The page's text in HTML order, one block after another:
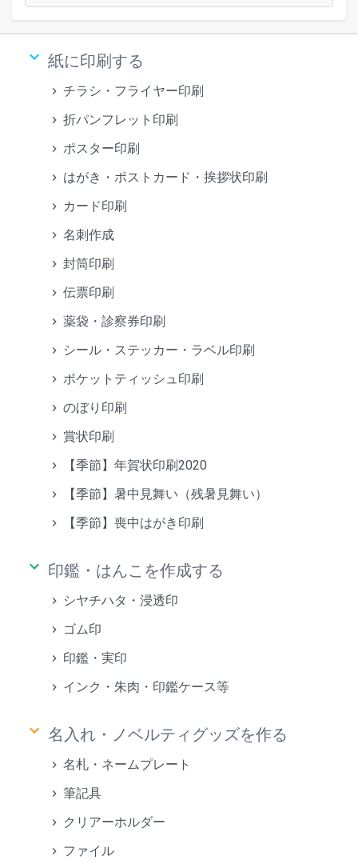
keyboard_arrow_down 紙に印刷する
チラシ・フライヤー印刷
折パンフレット印刷
ポスター印刷
はがき・ポストカード・挨拶状印刷
カード印刷
名刺作成
封筒印刷
伝票印刷
薬袋・診察券印刷
シール・ステッカー・ラベル印刷
ポケットティッシュ印刷
のぼり印刷
賞状印刷
【季節】年賀状印刷2020
【季節】暑中見舞い（残暑見舞い）
【季節】喪中はがき印刷
keyboard_arrow_down 印鑑・はんこを作成する
シヤチハタ・浸透印
ゴム印
印鑑・実印
インク・朱肉・印鑑ケース等
keyboard_arrow_down 名入れ・ノベルティグッズを作る
名札・ネームプレート
筆記具
クリアーホルダー
ファイル